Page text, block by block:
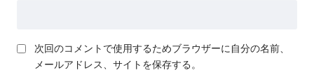
次回のコメントで使用するためブラウザーに自分の名前、
メールアドレス、サイトを保存する。